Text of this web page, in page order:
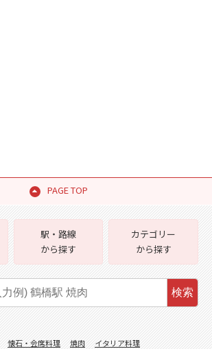
PAGE TOP
駅・路線
から探す
カテゴリー
から探す
検索
懐石・会席料理 焼肉
イタリア料理